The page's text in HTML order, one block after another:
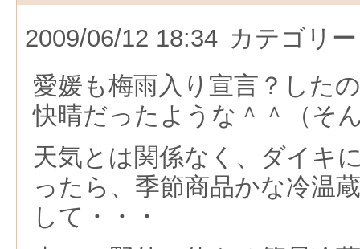
2009/06/12 18:34 カテゴリ
愛媛も梅雨入り宣言？した
快晴だったような＾＾（そ
天気とは関係なく、ダイキ
ったら、季節商品かな冷温
して・・・